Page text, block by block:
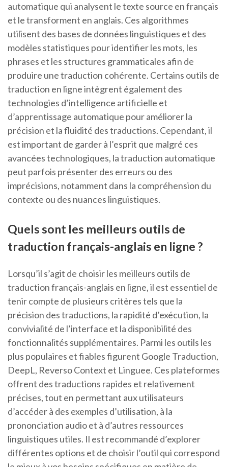
automatique qui analysent le texte source en français
et le transforment en anglais. Ces algorithmes
utilisent des bases de données linguistiques et des
modèles statistiques pour identifier les mots, les
phrases et les structures grammaticales afin de
produire une traduction cohérente. Certains outils de
traduction en ligne intègrent également des
technologies d’intelligence artificielle et
d’apprentissage automatique pour améliorer la
précision et la fluidité des traductions. Cependant, il
est important de garder à l’esprit que malgré ces
avancées technologiques, la traduction automatique
peut parfois présenter des erreurs ou des
imprécisions, notamment dans la compréhension du
contexte ou des nuances linguistiques.
Quels sont les meilleurs outils de
traduction français-anglais en ligne ?
Lorsqu’il s’agit de choisir les meilleurs outils de
traduction français-anglais en ligne, il est essentiel de
tenir compte de plusieurs critères tels que la
précision des traductions, la rapidité d’exécution, la
convivialité de l’interface et la disponibilité des
fonctionnalités supplémentaires. Parmi les outils les
plus populaires et fiables figurent Google Traduction,
DeepL, Reverso Context et Linguee. Ces plateformes
offrent des traductions rapides et relativement
précises, tout en permettant aux utilisateurs
d’accéder à des exemples d’utilisation, à la
prononciation audio et à d’autres ressources
linguistiques utiles. Il est recommandé d’explorer
différentes options et de choisir l’outil qui correspond